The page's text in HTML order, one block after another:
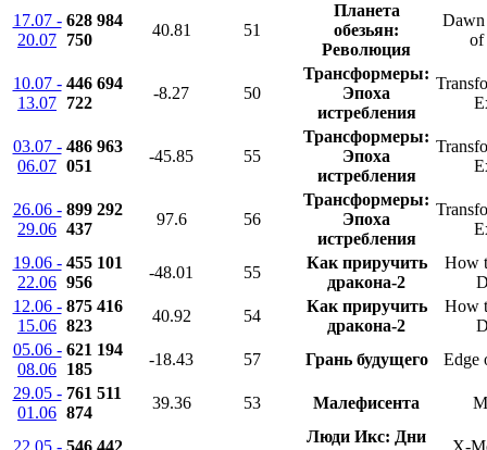
17.07 -
20.07
628 984
750
40.81 51
Планета
обезьян:
Революция
Dawn
of
10.07 -
13.07
446 694
722
-8.27 50
Трансформеры:
Эпоха
истребления
03.07 -
06.07
486 963
051
-45.85 55
Трансформеры:
Эпоха
истребления
26.06 -
29.06
899 292
437
97.6 56
Трансформеры:
Эпоха
истребления
19.06 -
22.06
455 101
956
-48.01 55
Как приручить
дракона-2
How
12.06 -
15.06
875 416
823
40.92 54
Как приручить
дракона-2
How
05.06 -
08.06
621 194
185
-18.43 57 Грань будущего
Edge
29.05 -
01.06
761 511
874
39.36 53 Малефисента
Люди Икс: Дни